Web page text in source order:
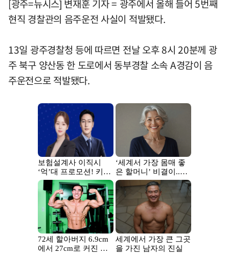
[광주=뉴시스] 변재훈 기자 = 광주에서 올해 들어 5번째
현직 경찰관의 음주운전 사실이 적발됐다.
13일 광주경찰청 등에 따르면 전날 오후 8시 20분께 광
주 북구 양산동 한 도로에서 동부경찰 소속 A경감이 음
주운전으로 적발됐다.